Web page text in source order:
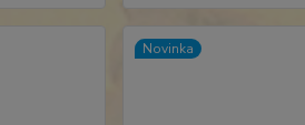
Novinka